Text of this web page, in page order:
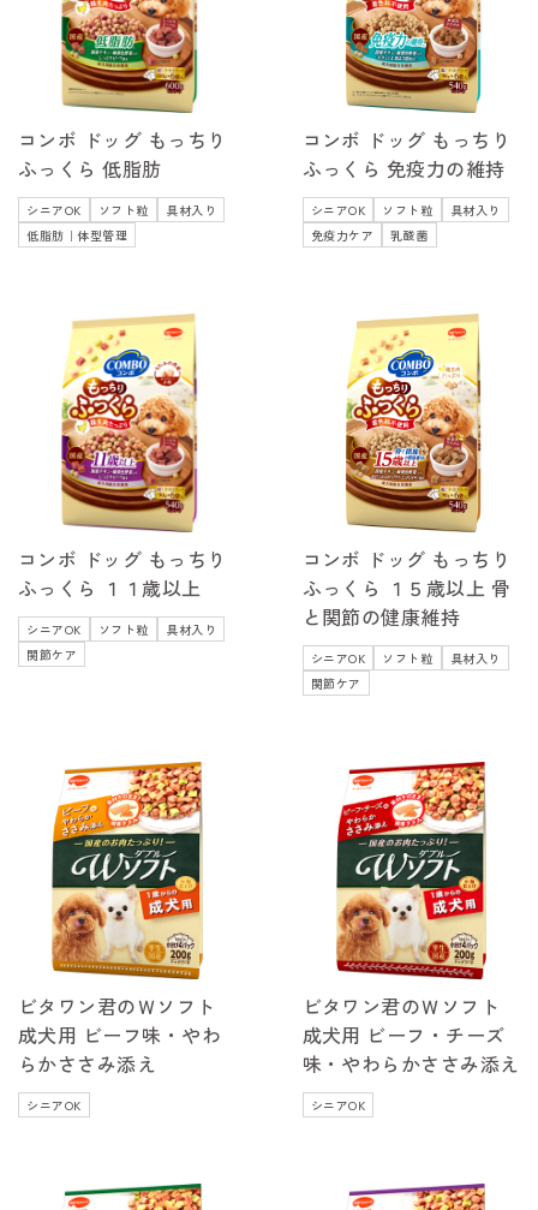
コンボ ドッグ もっちり
ふっくら 低脂肪
シニアOK ソフト粒
具材入り
低脂肪｜体型管理
コンボ ドッグ もっちり
ふっくら 免疫力の維持
シニアOK ソフト粒
具材入り
免疫力ケア
乳酸菌
コンボ ドッグ もっちり
ふっくら １１歳以上
シニアOK ソフト粒
具材入り
関節ケア
コンボ ドッグ もっちり
ふっくら １５歳以上 骨
と関節の健康維持
シニアOK ソフト粒
具材入り
関節ケア
ビタワン君のＷソフト
成犬用 ビーフ味・やわ
らかささみ添え
シニアOK
ビタワン君のＷソフト
成犬用 ビーフ・チーズ
味・やわらかささみ添え
シニアOK